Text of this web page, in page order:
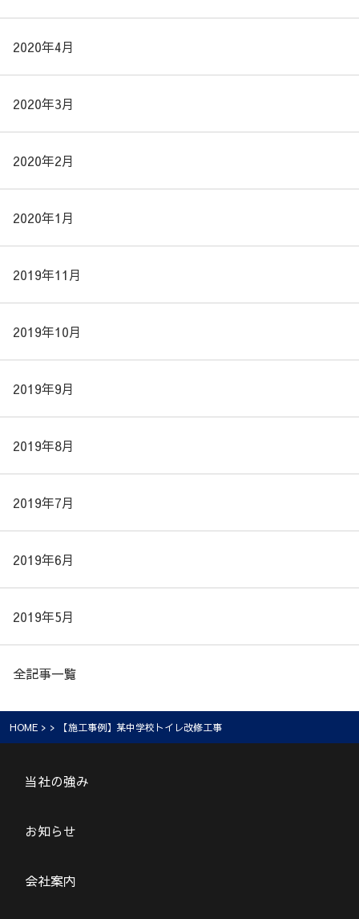
2020年4月
2020年3月
2020年2月
2020年1月
2019年11月
2019年10月
2019年9月
2019年8月
2019年7月
2019年6月
2019年5月
全記事一覧
HOME > > 【施工事例】某中学校トイレ改修工事
当社の強み
お知らせ
会社案内